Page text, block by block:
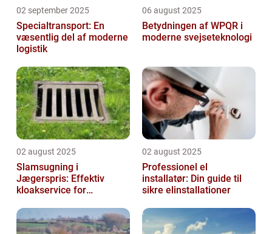
02 september 2025
Specialtransport: En
væsentlig del af moderne
logistik
06 august 2025
Betydningen af WPQR i
moderne svejseteknologi
02 august 2025
Slamsugning i
Jægerspris: Effektiv
kloakservice for
vedligeholdelse
02 august 2025
Professionel el
installatør: Din guide til
sikre elinstallationer